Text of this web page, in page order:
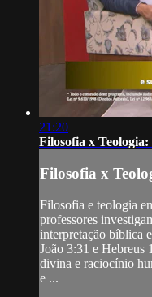
21:20
Filosofia x Teologia:
Filosofia x
Filosofia e teologia
professores
interpretação bíblica
João 3:31 e Hebreus
divina e raciocínio
e ...